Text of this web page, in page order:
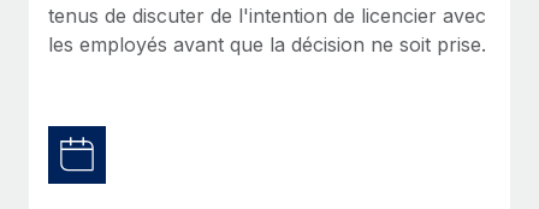
Remote Watchtower
Gardez un temps d’avance sur les risques en
Gestion des appareils
Achetez et suivez vos équipements informatiques
dans le monde entier
BLOG
Paie multipays
Gestion des freelances
tenus de discuter de l'intention de licencier avec
les employés avant que la décision ne soit prise.